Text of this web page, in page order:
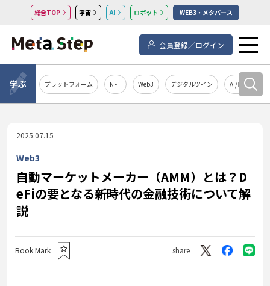
総合TOP 宇宙 AI ロボット WEB3・メタバース
会員登録／ログイン
学ぶ プラットフォーム NFT Web3 デジタルツイン AI/自然言語処
2025.07.15
Web3
自動マーケットメーカー（AMM）とは？D
eFiの要となる新時代の金融技術について解
説
Book Mark share